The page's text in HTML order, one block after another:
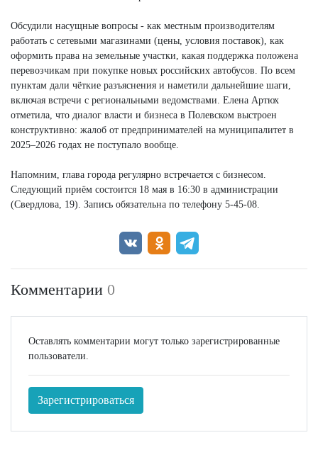
Обсудили насущные вопросы - как местным производителям
работать с сетевыми магазинами (цены, условия поставок), как
оформить права на земельные участки, какая поддержка положена
перевозчикам при покупке новых российских автобусов. По всем
пунктам дали чёткие разъяснения и наметили дальнейшие шаги,
включая встречи с региональными ведомствами. Елена Артюх
отметила, что диалог власти и бизнеса в Полевском выстроен
конструктивно: жалоб от предпринимателей на муниципалитет в
2025–2026 годах не поступало вообще.
Напомним, глава города регулярно встречается с бизнесом.
Следующий приём состоится 18 мая в 16:30 в администрации
(Свердлова, 19). Запись обязательна по телефону 5-45-08.
Комментарии 0
Оставлять комментарии могут только зарегистрированные
пользователи.
Зарегистрироваться